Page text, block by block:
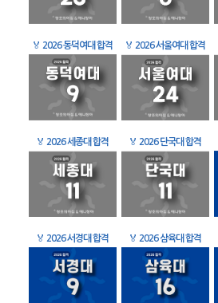
🏅 2026 동덕여대 합격 🏅 2026 서울여대 합격
🏅 2026 세종대 합격 🏅 2026 단국대 합격
🏅 2026 서경대 합격 🏅 2026 삼육대 합격